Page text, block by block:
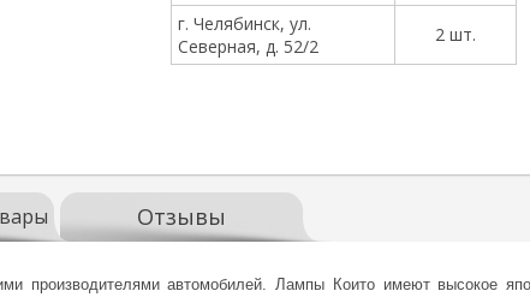
г. Челябинск, ул.
Северная, д. 52/2
2 шт.
Отзывы
производителями автомобилей. Лампы Които имеют высокое